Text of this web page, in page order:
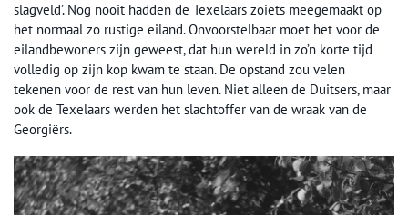
slagveld’. Nog nooit hadden de Texelaars zoiets meegemaakt op
het normaal zo rustige eiland. Onvoorstelbaar moet het voor de
eilandbewoners zijn geweest, dat hun wereld in zo’n korte tijd
volledig op zijn kop kwam te staan. De opstand zou velen
tekenen voor de rest van hun leven. Niet alleen de Duitsers, maar
ook de Texelaars werden het slachtoffer van de wraak van de
Georgiërs.